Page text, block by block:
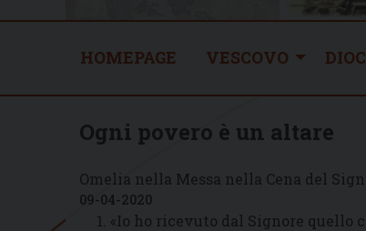
HOMEPAGE VESCOVO
Ogni povero è un altare
Omelia nella Messa nella Cena del
09-04-2020
«Io ho ricevuto dal Signore quello